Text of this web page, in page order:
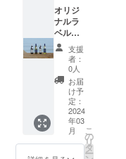
を選択
できま
せん。
ティベ
ルド 6
本 ・
送料
※プ
ティベ
ルドや
カベル
ネ・
ソー
ヴィ
ニョン
は他品
種とブ
箱代
※20
歳未満
の者に
よる飲
酒は法
令で禁
止され
ていま
す。20
歳未満
の方は
このリ
ターン
産やご
挨拶、
記念品
などに
ご利用
下さ
い。
【内
容】
・オ
リジナ
ルラベ
ルワイ
ン 200
オリジ
ナルラ
ベルワ
イン500
本製
作 (赤
＆白) 銚
子葡萄
酒醸造
所が醸
造した
ワイン
にお客
様オリ
支援
者：
0人
お届
け予
定：
2024
年03
月
こ
の
リ
タ
ー